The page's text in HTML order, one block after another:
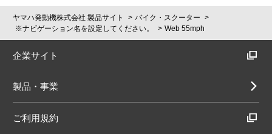
ヤマハ発動機株式会社 製品サイト
バイク・スクーター
※ナビゲーション名を設定してください。
Web 55mph
企業サイト
製品・事業
ご利用規約